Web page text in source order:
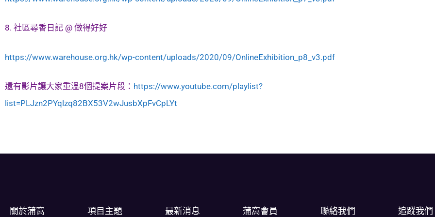
8. 社區尋香日記 @ 做得好好
https://www.warehouse.org.hk/wp-content/uploads/2020/09/OnlineExhibition_p8_v3.pdf
還有影片讓大家重溫8個提案片段： https://www.youtube.com/playlist?
list=PLJzn2PYqlzq82BX53V2wJusbXpFvCpLYt
關於蒲窩​ 項目主題 最新消息 蒲窩會員 聯絡我們 追蹤我們